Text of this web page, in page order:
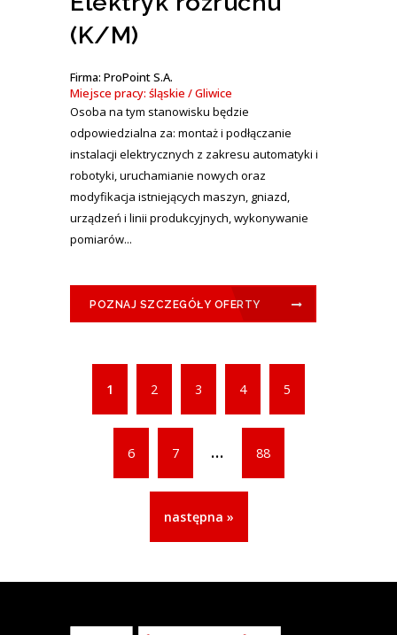
(K/M)
Firma: ProPoint S.A.
Miejsce pracy: śląskie / Gliwice
Osoba na tym stanowisku będzie
odpowiedzialna za: montaż i podłączanie
instalacji elektrycznych z zakresu automatyki i
robotyki, uruchamianie nowych oraz
modyfikacja istniejących maszyn, gniazd,
urządzeń i linii produkcyjnych, wykonywanie
pomiarów...
POZNAJ SZCZEGÓŁY OFERTY
1 2 3 4 5
6 7 ... 88
następna »